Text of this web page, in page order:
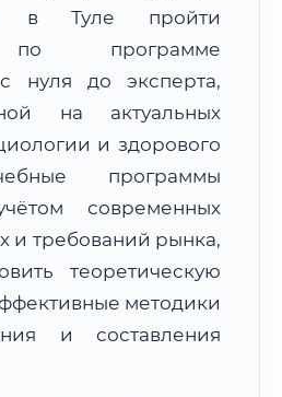
+7 (4872)
Дистанционно
в Туле пройти
по программе
нуля до эксперта,
на актуальных
и здорового
программы
современных
и требований рынка,
теоретическую
методики
и составления